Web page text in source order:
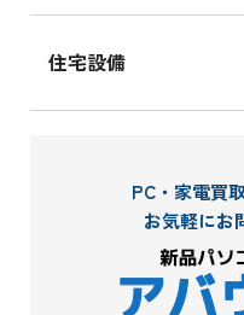
住宅設備
PC・家電買
お気軽にお